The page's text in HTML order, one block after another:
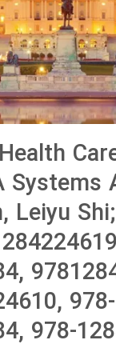
Systems
Leiyu
978-
978-